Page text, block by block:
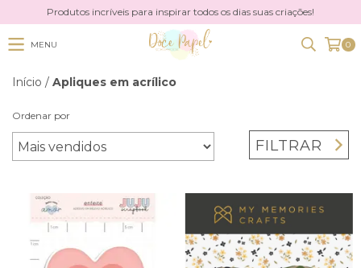
Produtos incríveis para inspirar todos os dias suas criações!
MENU 0
Início / Apliques em acrílico
Ordenar por
FILTRAR